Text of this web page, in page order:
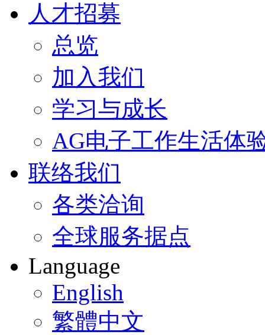
人才招募
总览
加入我们
学习与成长
AG电子工作生活体
联络我们
各类洽询
全球服务据点
Language
English
繁體中文